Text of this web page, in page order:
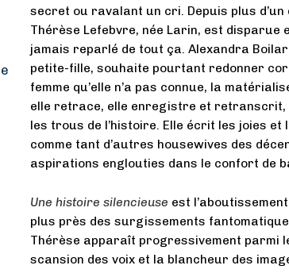
secret ou ravalant un cri. Depuis plus d’un
Thérèse Lefebvre, née Larin, est disparue
jamais reparlé de tout ça. Alexandra
petite-fille, souhaite pourtant redonner
femme qu’elle n’a pas connue, la
elle retrace, elle enregistre et retranscrit,
les trous de l’histoire. Elle écrit les joies et
comme tant d’autres housewives des
aspirations englouties dans le confort de
Une histoire silencieuse est
plus près des surgissements
Thérèse apparaît progressivement parmi
scansion des voix et la blancheur des